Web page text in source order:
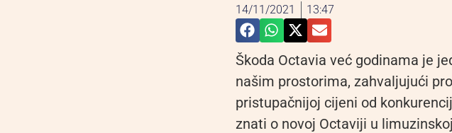
14/11/2021 13:47
Škoda Octavia već godinama je
našim prostorima, zahvaljujući
pristupačnijoj cijeni od
znati o novoj Octaviji u